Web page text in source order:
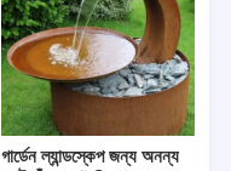
গার্ডেন ল্যান্ডস্কেপ জন্য অনন্য